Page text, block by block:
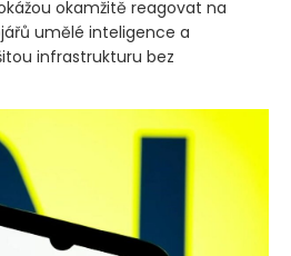
okamžitě reagovat na
umělé inteligence a
infrastrukturu bez